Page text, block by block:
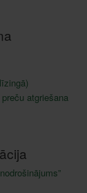
atgriešana